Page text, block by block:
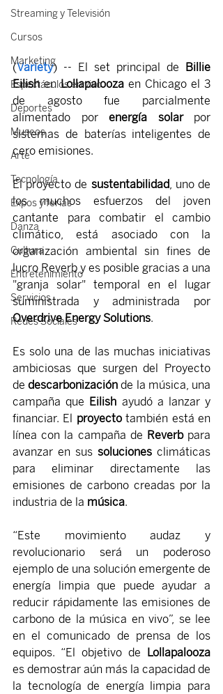
Streaming y Televisión
Cursos
Marketing
Espectáculos en vivo
Deportes
Museos
Arte
Tecnología
Expos y ferias
Danza
Cultura
Entretenimiento
Servicios
Redes Sociales
(Variety) -- El set principal de Billie
Eilish en Lollapalooza en Chicago el 3
de agosto fue parcialmente
alimentado por energía solar por
sistemas de baterías inteligentes de
cero emisiones.
El proyecto de sustentabilidad , uno de
los muchos esfuerzos del joven
cantante para combatir el cambio
climático, está asociado con la
organización ambiental sin fines de
lucro Reverb y es posible gracias a una
"granja solar" temporal en el lugar
suministrada y administrada por
Overdrive Energy Solutions.
Es solo una de las muchas iniciativas
ambiciosas que surgen del Proyecto
de descarbonización de la música, una
campaña que Eilish ayudó a lanzar y
financiar. El proyecto también está en
línea con la campaña de Reverb para
avanzar en sus soluciones climáticas
para eliminar directamente las
emisiones de carbono creadas por la
industria de la música.
“Este movimiento audaz y
revolucionario será un poderoso
ejemplo de una solución emergente de
energía limpia que puede ayudar a
reducir rápidamente las emisiones de
carbono de la música en vivo”, se lee
en el comunicado de prensa de los
equipos. “El objetivo de
es demostrar aún más la capacidad de
la tecnología de energía limpia para